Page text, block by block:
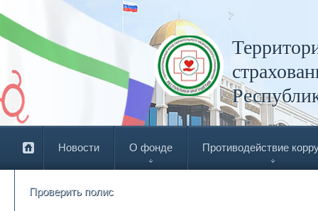
Новости О фонде Противодействие
Проверить полис